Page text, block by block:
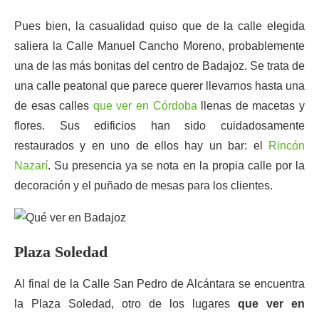
Pues bien, la casualidad quiso que de la calle elegida
saliera la Calle Manuel Cancho Moreno, probablemente
una de las más bonitas del centro de Badajoz. Se trata de
una calle peatonal que parece querer llevarnos hasta una
de esas calles que ver en Córdoba llenas de macetas y
flores. Sus edificios han sido cuidadosamente
restaurados y en uno de ellos hay un bar: el
Rincón
Nazarí. Su presencia ya se nota en la propia calle por la
decoración y el puñado de mesas para los clientes.
Plaza Soledad
Al final de la Calle San Pedro de Alcántara se encuentra
la Plaza Soledad, otro de los lugares que ver en